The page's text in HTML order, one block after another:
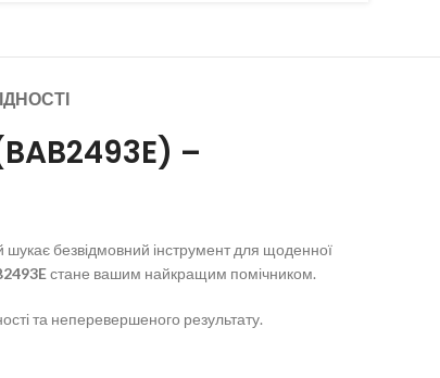
–
шукає безвідмовний інструмент для щоденної
стане вашим найкращим помічником.
та неперевершеного результату.